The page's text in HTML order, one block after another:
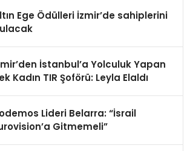
Ege Ödülleri İzmir’de sahiplerini
İstanbul’a Yolculuk Yapan
Kadın TIR Şoförü: Leyla Elaldı
Lideri Belarra: “İsrail
Gitmemeli”